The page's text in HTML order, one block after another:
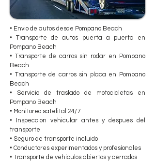
• Envio de autos desde Pompano Beach
• Transporte de autos puerta a puerta en
Pompano Beach
• Transporte de carros sin rodar en Pompano
Beach
• Transporte de carros sin placa en Pompano
Beach
• Servicio de traslado de motocicletas en
Pompano Beach
• Monitoreo satelital 24/7
• Inspeccion vehicular antes y despues del
transporte
• Seguro de transporte incluido
• Conductores experimentados y profesionales
• Transporte de vehiculos abiertos y cerrados